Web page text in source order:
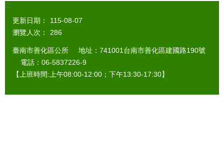
:::
更新日期：
115-08-07
瀏覽人次：
286
臺南市善化區公所 地址：741001台南市善化區建國路190號
電話：06-5837226-9
【上班時間:上午08:00-12:00；下午13:30-17:30】